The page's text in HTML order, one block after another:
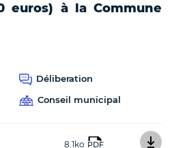
euros) à la Commune
Déliberation
Conseil municipal
8.1ko PDF